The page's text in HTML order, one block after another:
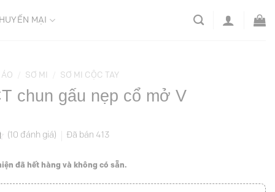
MẠI
ÁO SƠ MI SƠ MI CỘC TAY
chun gấu nẹp cổ mở V
(10 đánh giá) Đã bán 413
đã hết hàng và không có sẵn.